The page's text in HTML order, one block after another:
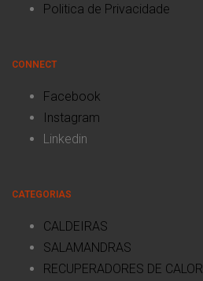
Politica de Privacidade
CONNECT
Facebook
Instagram
Linkedin
CATEGORIAS
CALDEIRAS
SALAMANDRAS
RECUPERADORES DE CALOR